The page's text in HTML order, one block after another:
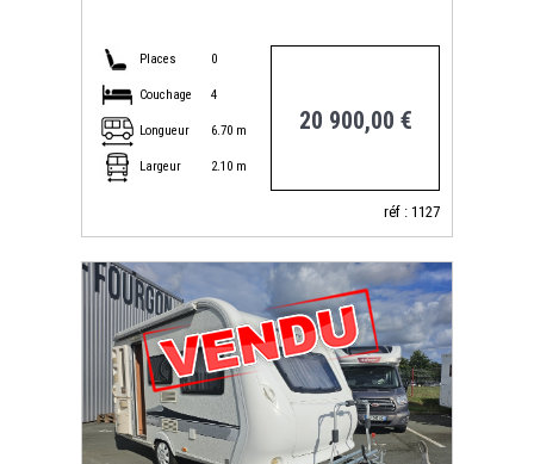
Places 0
Couchage 4
Longueur 6.70 m
Largeur 2.10 m
20 900,00 €
réf : 1127